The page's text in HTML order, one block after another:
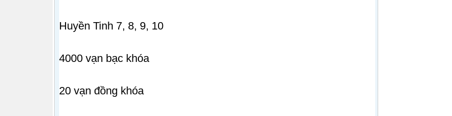
Huyền Tinh 7, 8, 9, 10
4000 vạn bạc khóa
20 vạn đồng khóa